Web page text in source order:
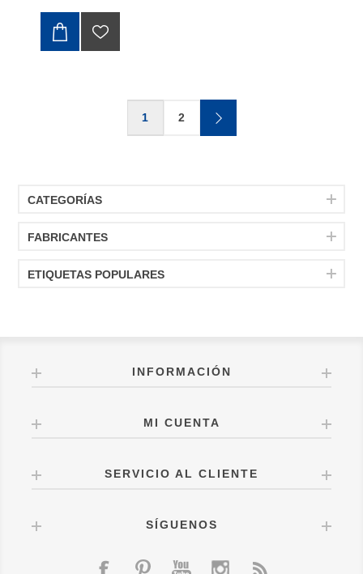
1 2
CATEGORÍAS
FABRICANTES
ETIQUETAS POPULARES
INFORMACIÓN
MI CUENTA
SERVICIO AL CLIENTE
SÍGUENOS